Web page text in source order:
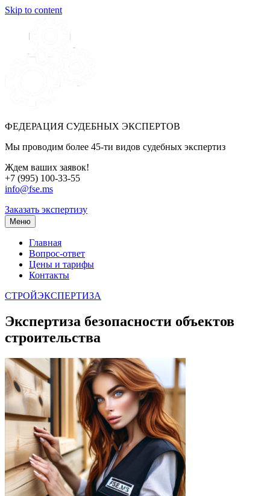
Skip to content
ФЕДЕРАЦИЯ СУДЕБНЫХ ЭКСПЕРТОВ
Мы проводим более 45-ти видов судебных экспертиз
Ждем ваших заявок!
+7 (995) 100-33-55
info@fse.ms
Заказать экспертизу
Меню
Главная
Вопрос-ответ
Цены и тарифы
Контакты
СТРОЙЭКСПЕРТИЗА
Экспертиза безопасности объектов
строительства